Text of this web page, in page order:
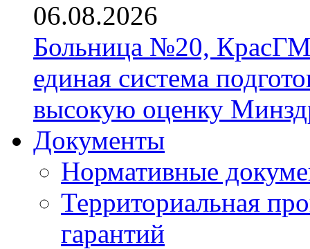
06.08.2026
Больница №20,
единая система
высокую оценку
Документы
Нормативные
Территориальная
гарантий